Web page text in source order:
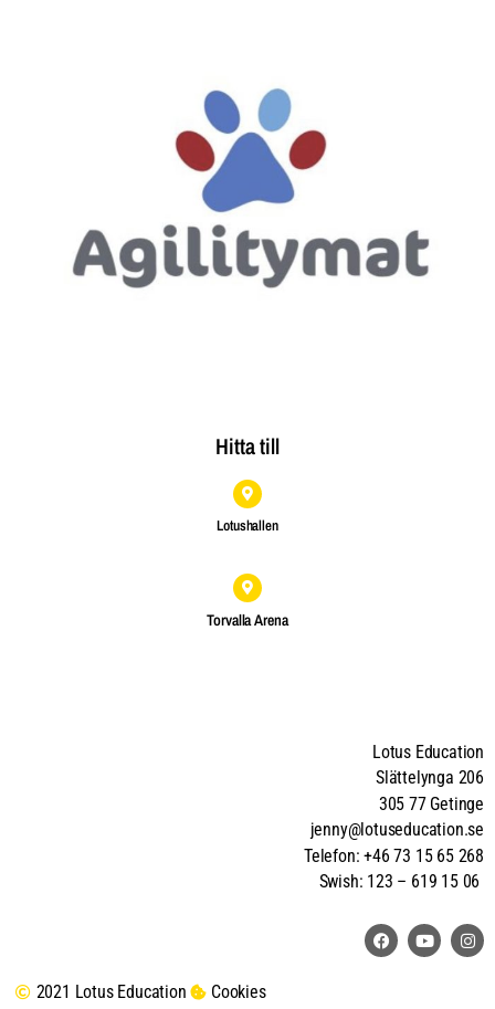
Hitta till
Lotushallen
Torvalla Arena
Lotus Education
Slättelynga 206
305 77 Getinge
jenny@lotuseducation.se
Telefon: +46 73 15 65 268
Swish: 123 – 619 15 06
2021 Lotus Education Cookies